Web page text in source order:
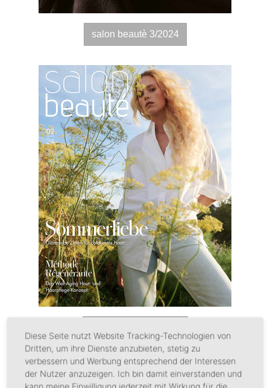
salon beautè 3/2024
Diese Seite nutzt Website Tracking-Technologien von
Dritten, um ihre Dienste anzubieten, stetig zu
verbessern und Werbung entsprechend der Interessen
der Nutzer anzuzeigen. Ich bin damit einverstanden und